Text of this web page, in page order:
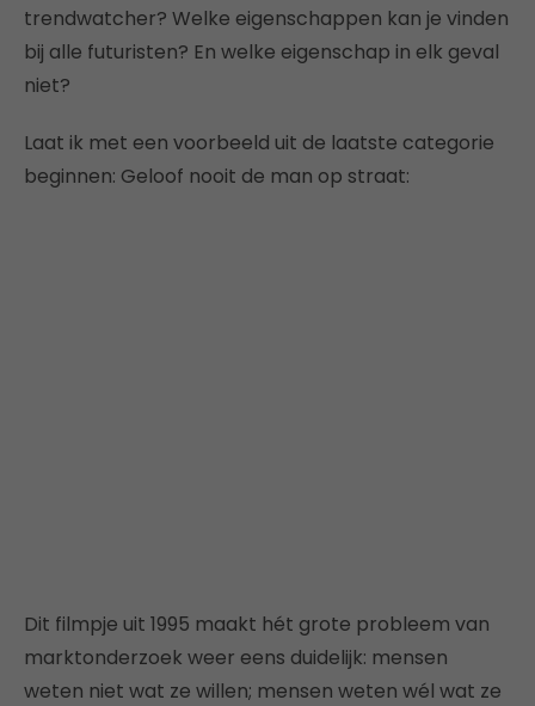
trendwatcher? Welke eigenschappen kan je vinden
bij alle futuristen? En welke eigenschap in elk geval
niet?
Laat ik met een voorbeeld uit de laatste categorie
beginnen: Geloof nooit de man op straat:
Dit filmpje uit 1995 maakt hét grote probleem van
marktonderzoek weer eens duidelijk: mensen
weten niet wat ze willen; mensen weten wél wat ze